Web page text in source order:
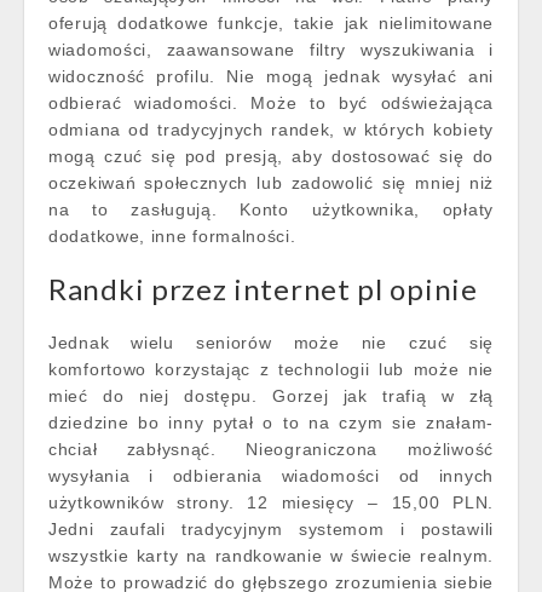
oferują dodatkowe funkcje, takie jak nielimitowane
wiadomości, zaawansowane filtry wyszukiwania i
widoczność profilu. Nie mogą jednak wysyłać ani
odbierać wiadomości. Może to być odświeżająca
odmiana od tradycyjnych randek, w których kobiety
mogą czuć się pod presją, aby dostosować się do
oczekiwań społecznych lub zadowolić się mniej niż
na to zasługują. Konto użytkownika, opłaty
dodatkowe, inne formalności.
Randki przez internet pl opinie
Jednak wielu seniorów może nie czuć się
komfortowo korzystając z technologii lub może nie
mieć do niej dostępu. Gorzej jak trafią w złą
dziedzine bo inny pytał o to na czym sie znałam-
chciał zabłysnąć. Nieograniczona możliwość
wysyłania i odbierania wiadomości od innych
użytkowników strony. 12 miesięcy – 15,00 PLN.
Jedni zaufali tradycyjnym systemom i postawili
wszystkie karty na randkowanie w świecie realnym.
Może to prowadzić do głębszego zrozumienia siebie